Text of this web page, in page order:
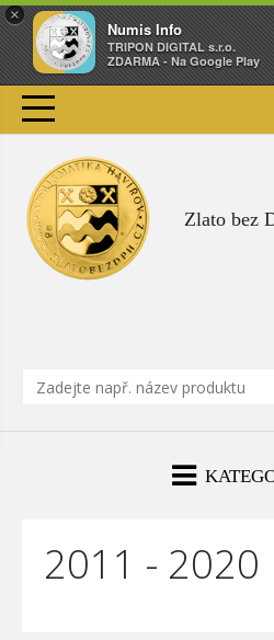
×
Numis Info
TRIPON DIGITAL s.r.o.
ZDARMA - Na Google Play
Zlato bez
2011 - 2020